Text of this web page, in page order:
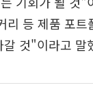
리 등 제품 포
것"이라고 말